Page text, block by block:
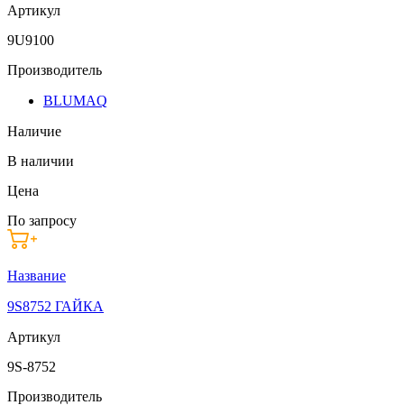
Артикул
9U9100
Производитель
BLUMAQ
Наличие
В наличии
Цена
По запросу
Название
9S8752 ГАЙКА
Артикул
9S-8752
Производитель